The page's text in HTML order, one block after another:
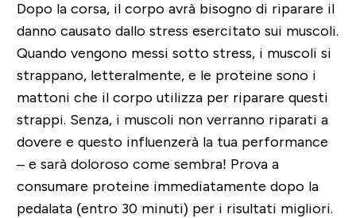
Dopo la corsa, il corpo avrà bisogno di riparare il
danno causato dallo stress esercitato sui muscoli.
Quando vengono messi sotto stress, i muscoli si
strappano, letteralmente, e le proteine sono i
mattoni che il corpo utilizza per riparare questi
strappi. Senza, i muscoli non verranno riparati a
dovere e questo influenzerà la tua performance
– e sarà doloroso come sembra! Prova a
consumare proteine immediatamente dopo la
pedalata (entro 30 minuti) per i risultati migliori.